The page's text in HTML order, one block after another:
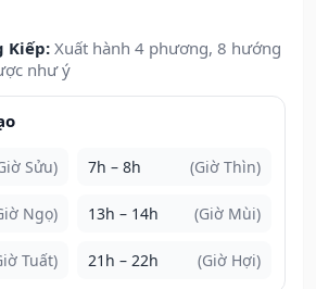
Kiếp:Xuất hành 4 phương, 8 hướng
như ý
Sửu) 7h – 8h (Giờ Thìn)
Ngọ) 13h – 14h (Giờ Mùi)
Tuất) 21h – 22h (Giờ Hợi)